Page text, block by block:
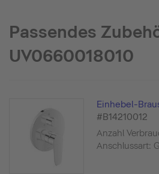
Passendes
UV0660018010
Einhebel-
#B14210012
Anzahl
Anschlussart: